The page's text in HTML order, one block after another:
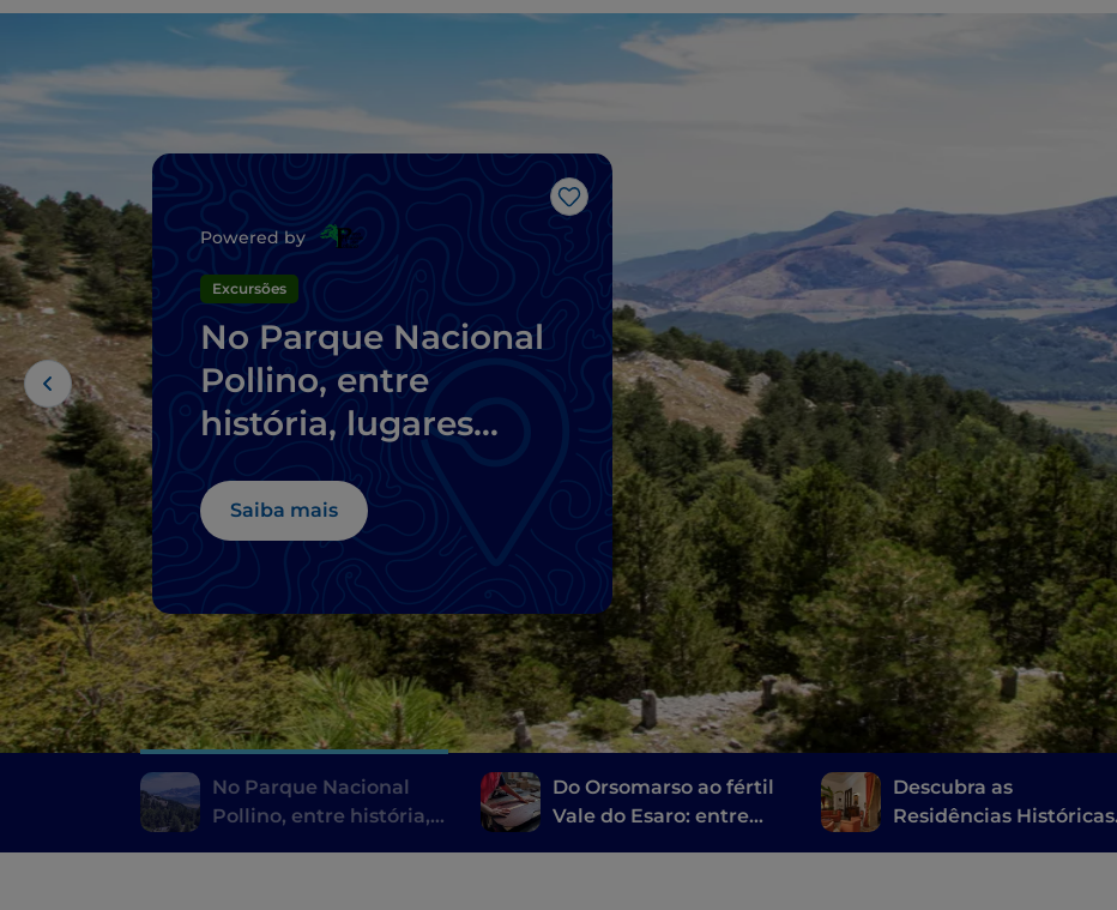
Gosto
Powered by
Excursões
No Parque Nacional
Pollino, entre
história, lugares
empoleiradas
Saiba mais
No Parque Nacional
Pollino, entre história,
Do Orsomarso ao fértil
Vale do Esaro: entre
Descubra as
Residências Históricas